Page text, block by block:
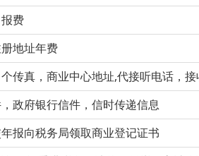
费
地址年费
传真，商业中心地址,代接听电话，
政府银行信件，信时传递信息
报向税务局领取商业登记证书